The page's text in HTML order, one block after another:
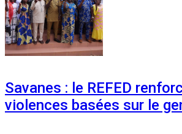
Savanes : le REFED
violences basées sur le